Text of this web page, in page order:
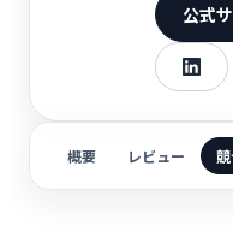
公式
概要 レビュー